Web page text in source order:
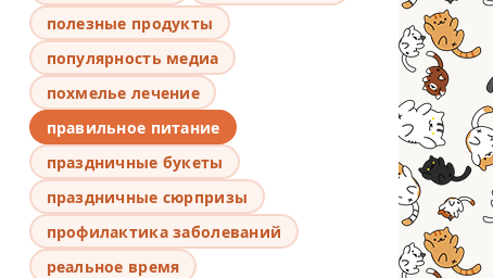
полезные продукты
популярность медиа
похмелье лечение
правильное питание
праздничные букеты
праздничные сюрпризы
профилактика заболеваний
реальное время